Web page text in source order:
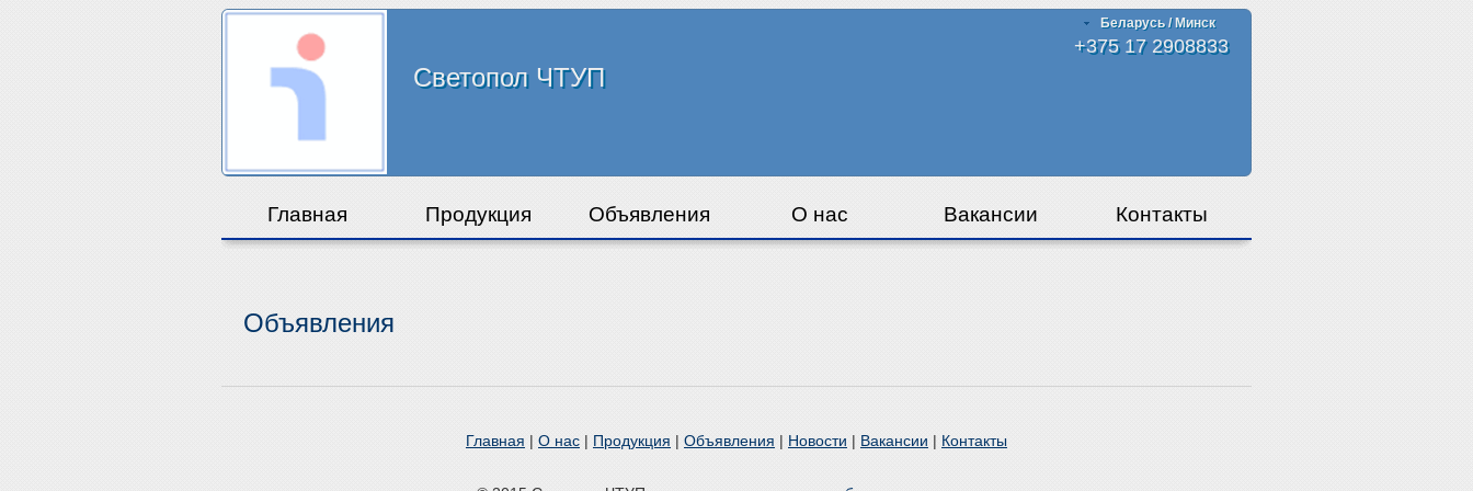
Светопол ЧТУП
Беларусь / Минск
+375 17 2908833
Главная Продукция Объявления О нас Вакансии Контакты
Объявления
Главная | О нас | Продукция | Объявления | Новости | Вакансии | Контакты